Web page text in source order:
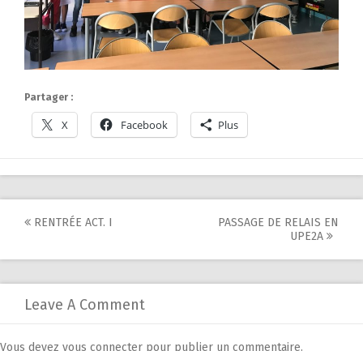
Partager :
X Facebook Plus
Post
RENTRÉE ACT. I
PASSAGE DE RELAIS EN
UPE2A
Leave A Comment
Vous devez vous connecter pour publier un commentaire.